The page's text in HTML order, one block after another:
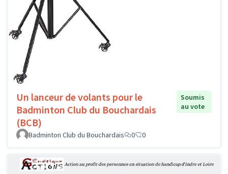
Un lanceur de volants pour le
Badminton Club du Bouchardais
(BCB)
Soumis
au vote
Badminton Club du Bouchardais 0 0